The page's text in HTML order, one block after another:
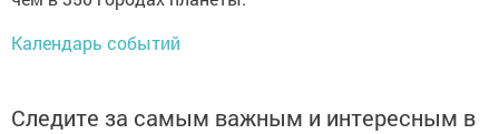
Календарь событий
Следите за самым важным и интересным в